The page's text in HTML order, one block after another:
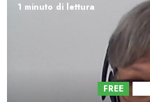
1 minuto di lettura
FREE